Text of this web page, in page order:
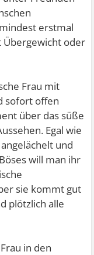
erstmal
Übergewicht oder
Frau mit
sofort offen
über das süße
Egal wie
und
will man ihr
sie kommt gut
plötzlich alle
in den